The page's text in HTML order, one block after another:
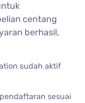
centang
berhasil,
sudah aktif
sesuai